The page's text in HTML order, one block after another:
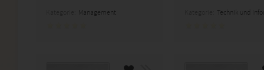
Management Technik und